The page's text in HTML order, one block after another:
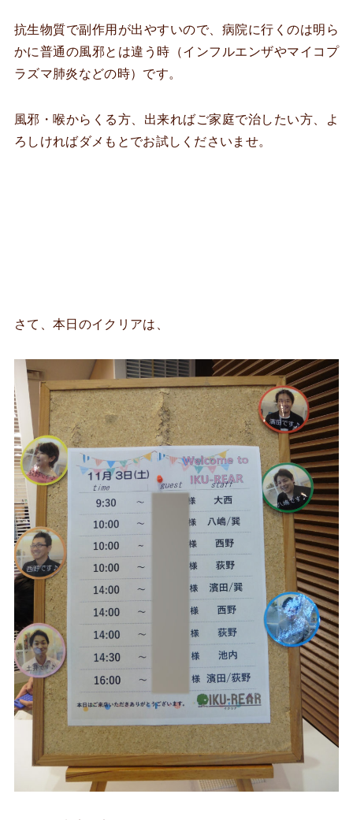
抗生物質で副作用が出やすいので、病院に行くのは明ら
かに普通の風邪とは違う時（インフルエンザやマイコプ
ラズマ肺炎などの時）です。
風邪・喉からくる方、出来ればご家庭で治したい方、よ
ろしければダメもとでお試しくださいませ。
さて、本日のイクリアは、